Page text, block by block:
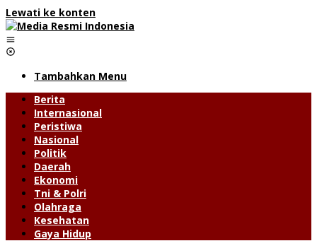
Lewati ke konten
Tambahkan Menu
Berita
Internasional
Peristiwa
Nasional
Politik
Daerah
Ekonomi
Tni & Polri
Olahraga
Kesehatan
Gaya Hidup